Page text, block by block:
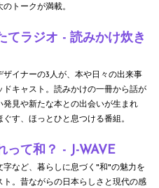
トークが満載。
てラジオ - 読みかけ炊き
ザイナーの3人が、本や日々の出来事
ドキャスト。読みかけの一冊から話が
発見や新たな本との出会いが生まれ
す、ほっとひと息つける番組。
って和？ - J-WAVE
字など、暮らしに息づく"和"の魅力を
ト。昔ながらの日本らしさと現代の感